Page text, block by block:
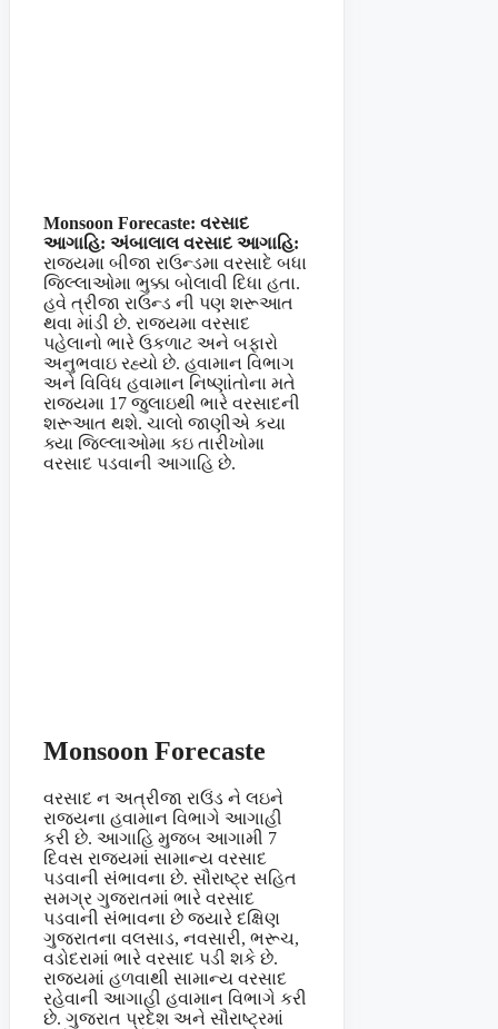
Monsoon Forecaste: વરસાદ
આગાહિ: અંબાલાલ વરસાદ આગાહિ:
રાજ્યમા બીજા રાઉન્ડમા વરસાદે બધા
જિલ્લાઓમા ભુક્કા બોલાવી દિધા હતા.
હવે ત્રીજા રાઉન્ડ ની પણ શરૂઆત
થવા માંડી છે. રાજ્યમા વરસાદ
પહેલાનો ભારે ઉકળાટ અને બફારો
અનુભવાઇ રહ્યો છે. હવામાન વિભાગ
અને વિવિધ હવામાન નિષ્ણાંતોના મતે
રાજયમા 17 જુલાઇથી ભારે વરસાદની
શરૂઆત થશે. ચાલો જાણીએ કયા
ક્યા જિલ્લાઓમા કઇ તારીખોમા
વરસાદ પડવાની આગાહિ છે.
Monsoon Forecaste
વરસાદ ન અત્રીજા રાઉંડ ને લઇને
રાજ્યના હવામાન વિભાગે આગાહી
કરી છે. આગાહિ મુજબ આગામી 7
દિવસ રાજ્યમાં સામાન્ય વરસાદ
પડવાની સંભાવના છે. સૌરાષ્ટ્ર સહિત
સમગ્ર ગુજરાતમાં ભારે વરસાદ
પડવાની સંભાવના છે જ્યારે દક્ષિણ
ગુજરાતના વલસાડ, નવસારી, ભરૂચ,
વડોદરામાં ભારે વરસાદ પડી શકે છે.
રાજ્યમાં હળવાથી સામાન્ય વરસાદ
રહેવાની આગાહી હવામાન વિભાગે કરી
છે. ગુજરાત પ્રદેશ અને સૌરાષ્ટ્રમાં